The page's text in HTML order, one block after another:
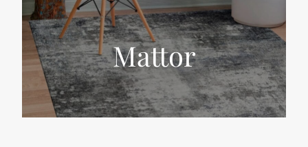
Mattor